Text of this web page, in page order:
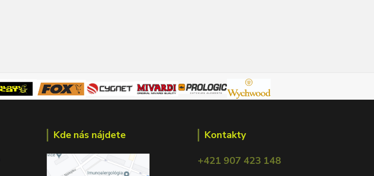
Kde nás nájdete
Kontakty
+421 907 423 148